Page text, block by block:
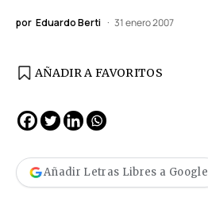
por Eduardo Berti 31 enero 2007
AÑADIR A FAVORITOS
Añadir Letras Libres a Google